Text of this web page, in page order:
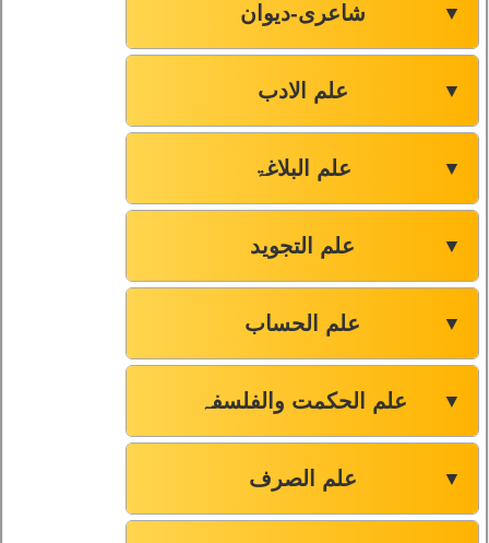
شاعری-دیوان ▼
علم الادب ▼
علم البلاغۃ ▼
علم التجوید ▼
علم الحساب ▼
علم الحکمت والفلسفہ ▼
علم الصرف ▼